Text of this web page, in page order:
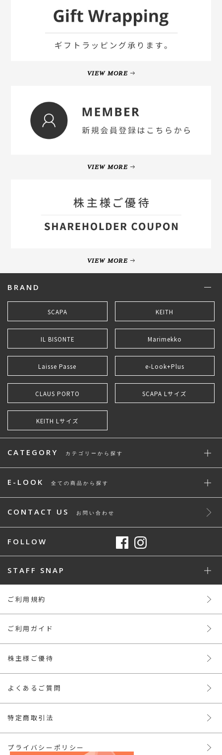
VIEW MORE
VIEW MORE
VIEW MORE
BRAND
SCAPA KEITH
IL BISONTE Marimekko
Laisse Passe e-Look+Plus
CLAUS PORTO SCAPA Lサイズ
KEITH Lサイズ
CATEGORY カテゴリーから探す
E-LOOK 全ての商品から探す
CONTACT US お問い合わせ
FOLLOW
STAFF SNAP
ご利用規約
ご利用ガイド
株主様ご優待
よくあるご質問
特定商取引法
プライバシーポリシー